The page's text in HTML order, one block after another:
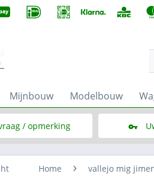
Mijnbouw Modelbouw
/ opmerking
Home vallejo mig